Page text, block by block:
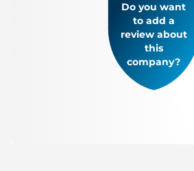
Do you want
to add a
review about
this
company?